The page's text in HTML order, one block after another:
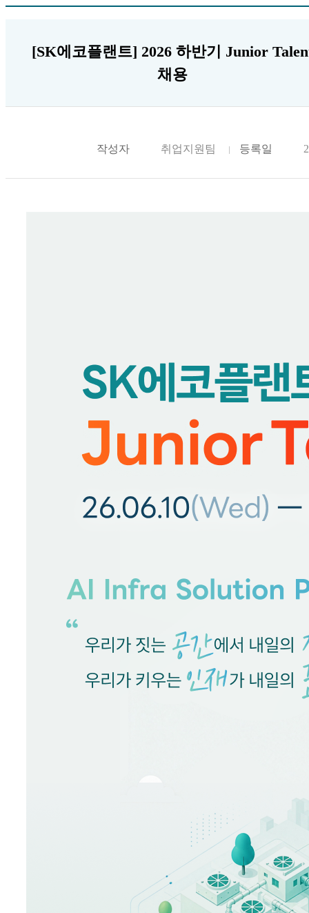
[SK에코플랜트] 2026 하반기 Junior
채용
작성자 취업지원팀 등록일